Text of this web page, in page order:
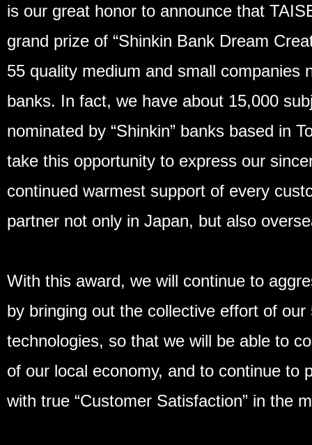
is our great honor to announce that
grand prize of “Shinkin Bank Dream
55 quality medium and small companies
banks. In fact, we have about 15,000
nominated by “Shinkin” banks based in
take this opportunity to express our
continued warmest support of every
partner not only in Japan, but also
With this award, we will continue to
by bringing out the collective effort of
technologies, so that we will be able to
of our local economy, and to continue to
with true “Customer Satisfaction” in the